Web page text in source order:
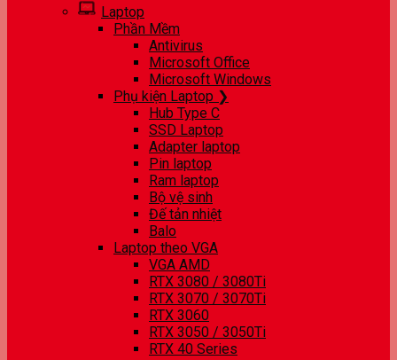
Laptop
Phần Mềm
Antivirus
Microsoft Office
Microsoft Windows
Phụ kiện Laptop ❯
Hub Type C
SSD Laptop
Adapter laptop
Pin laptop
Ram laptop
Bộ vệ sinh
Đế tản nhiệt
Balo
Laptop theo VGA
VGA AMD
RTX 3080 / 3080Ti
RTX 3070 / 3070Ti
RTX 3060
RTX 3050 / 3050Ti
RTX 40 Series